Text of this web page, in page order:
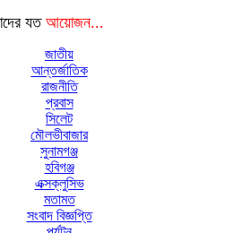
যত আয়োজন...
জাতীয়
আন্তর্জাতিক
রাজনীতি
প্রবাস
সিলেট
মৌলভীবাজার
সুনামগঞ্জ
হবিগঞ্জ
এক্সক্লুসিভ
মতামত
সংবাদ বিজ্ঞপ্তি